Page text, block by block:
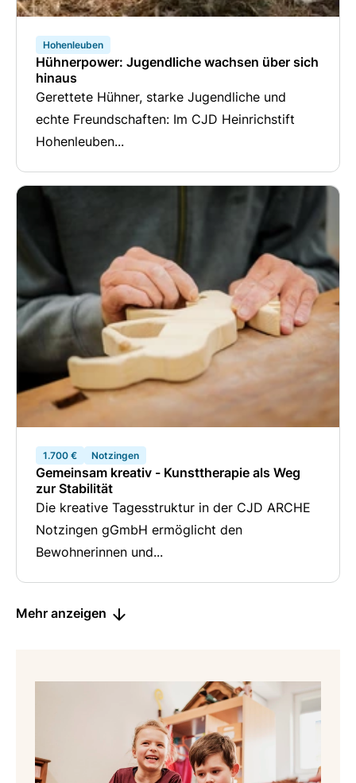
Hohenleuben
Hühnerpower: Jugendliche wachsen über sich
hinaus
Gerettete Hühner, starke Jugendliche und
echte Freundschaften: Im CJD Heinrichstift
Hohenleuben...
1.700 € Notzingen
Gemeinsam kreativ - Kunsttherapie als Weg
zur Stabilität
Die kreative Tagesstruktur in der CJD ARCHE
Notzingen gGmbH ermöglicht den
Bewohnerinnen und...
Mehr anzeigen